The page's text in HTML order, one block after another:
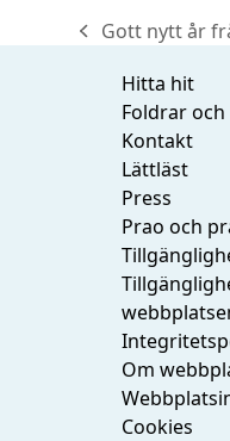
previous
post:
Gott nytt år
Hitta hit
Foldrar
Kontakt
Lättläst
Press
Prao och
Om
Cookies